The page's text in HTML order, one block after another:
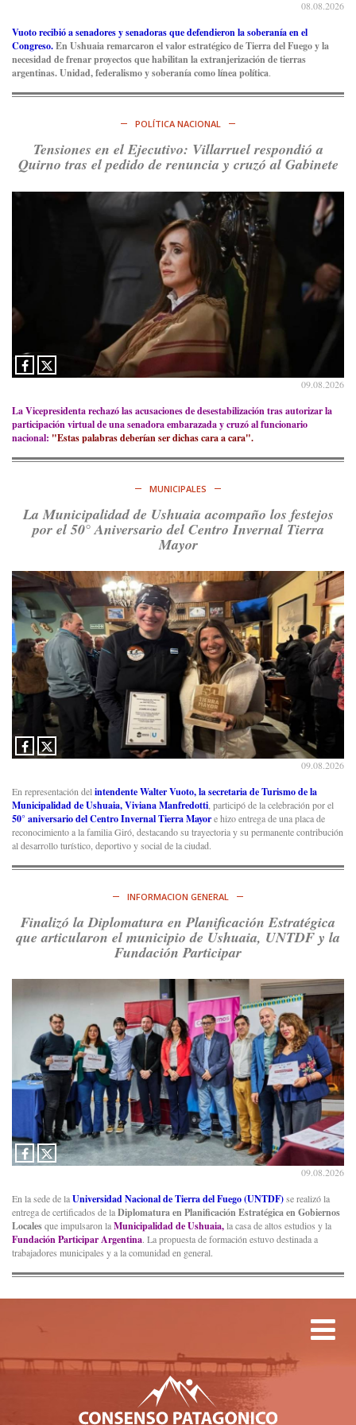
La crisis en el estrecho de Ormuz: así golpea la guerra con
Irán al petróleo
https://t.co/IInL9uYZvh
https://t.co/ytaelKSfHm
Ver en X
@consensopatagon
https://t.co/ihSIYIKptJ
Ver en X
Consenso Patagónico
8d
: Asumimos una nueva etapa en el
Partido Justicialista de Campana, con el orgullo de que el
@caortega64 vuelva a…
Ver en X
08.08.2026
Vuoto recibió a senadores y senadoras que defendieron la soberanía en el
Congreso.En Ushuaia remarcaron el valor estratégico de Tierra del Fuego y la
necesidad de frenar proyectos que habilitan la extranjerización de tierras
argentinas. Unidad, federalismo y soberanía como línea política.
POLÍTICA NACIONAL
Tensiones en el Ejecutivo: Villarruel respondió a
Quirno tras el pedido de renuncia y cruzó al Gabinete
09.08.2026
La Vicepresidenta rechazó las acusaciones de desestabilización tras autorizar la
participación virtual de una senadora embarazada y cruzó al funcionario
nacional: "Estas palabras deberían ser dichas cara a cara".
MUNICIPALES
La Municipalidad de Ushuaia acompaño los festejos
por el 50° Aniversario del Centro Invernal Tierra
Mayor
09.08.2026
En representación del intendente Walter Vuoto, la secretaria de Turismo de la
Municipalidad de Ushuaia, Viviana Manfredotti , participó de la celebración por el
50° aniversario delCentro Invernal Tierra Mayore hizo entrega de una placa de
reconocimiento a la familia Giró, destacando su trayectoria y su permanente contribución
al desarrollo turístico, deportivo y social de la ciudad.
INFORMACION GENERAL
Finalizó la Diplomatura en Planificación Estratégica
que articularon el municipio de Ushuaia, UNTDF y la
Fundación Participar
09.08.2026
En la sede de laUniversidad Nacional de Tierra del Fuego (UNTDF)se realizó la
entrega de certificados de laDiplomatura en Planificación Estratégica en Gobiernos
Localesque impulsaron laMunicipalidad de Ushuaia,la casa de altos estudios y la
Fundación Participar Argentina. La propuesta de formación estuvo destinada a
trabajadores municipales y a la comunidad en general.